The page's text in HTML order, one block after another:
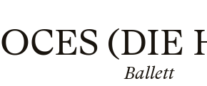
(DIE
Ballett